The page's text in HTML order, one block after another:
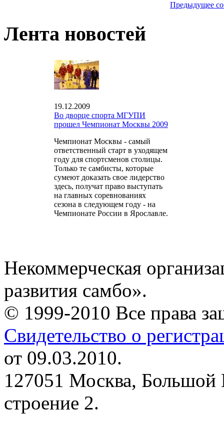
Предыдущее
Лента новостей
19.12.2009
Во дворце спорта МГУПИ
прошел Чемпионат Москвы 2009
Чемпионат Москвы - самый
ответственный старт в уходящем
году для спортсменов столицы.
Только те самбисты, которые
сумеют доказать свое лидерство
здесь, получат право выступать
на главных соревнованиях
сезона в следующем году - на
Чемпионате России в Ярославле.
Некоммерческая
развития самбо».
© 1999-2010 Все права
Свидетельство о
от 09.03.2010.
127051 Москва, Большой
строение 2.